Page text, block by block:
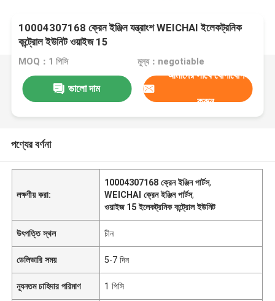
10004307168 ক্রেন ইঞ্জিন যন্ত্রাংশ WEICHAI ইলেকট্রনিক
কন্ট্রোল ইউনিট ওয়াইজ 15
MOQ：1 পিসি মূল্য：negotiable
ভালো দাম
আমাদের সাথে যোগাযোগ
করুন
পণ্যের বর্ণনা
লক্ষণীয় করা:
10004307168 ক্রেন ইঞ্জিন পার্টস,
WEICHAI ক্রেন ইঞ্জিন পার্টস,
ওয়াইজ 15 ইলেকট্রনিক কন্ট্রোল ইউনিট
উৎপত্তি স্থল চীন
ডেলিভারি সময় 5-7 দিন
ন্যূনতম চাহিদার পরিমাণ 1 পিসি